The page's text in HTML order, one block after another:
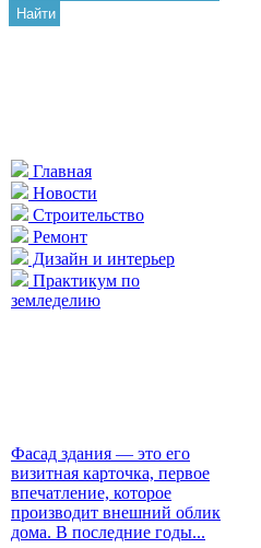
Найти
Главная
Новости
Строительство
Ремонт
Дизайн и интерьер
Практикум по
земледелию
Фасад здания — это его
визитная карточка, первое
впечатление, которое
производит внешний облик
дома. В последние годы...